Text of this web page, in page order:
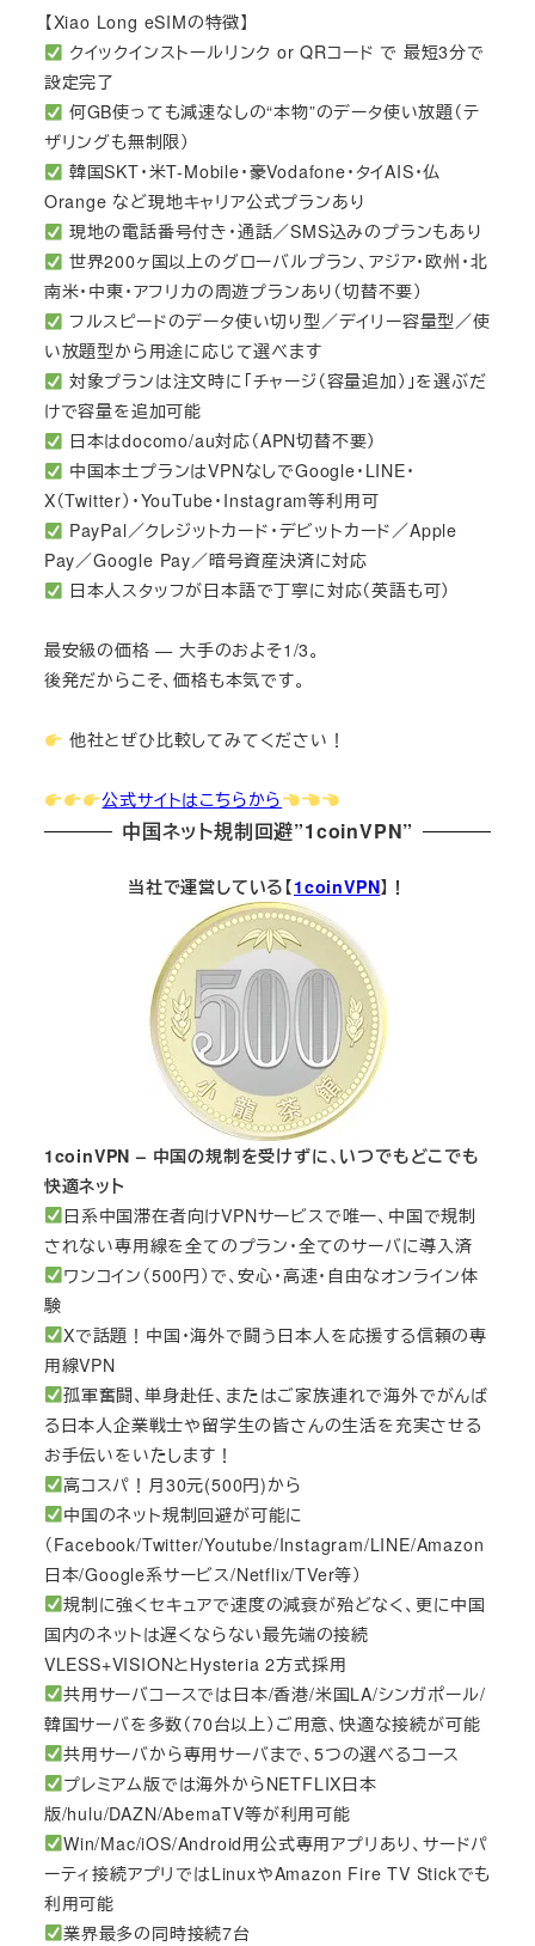
【Xiao Long eSIMの特徴】
クイックインストールリンク or QRコード で 最短3分で
設定完了
何GB使っても減速なしの“本物”のデータ使い放題（テ
ザリングも無制限）
韓国SKT・米T-Mobile・豪Vodafone・タイAIS・仏
Orange など現地キャリア公式プランあり
現地の電話番号付き・通話／SMS込みのプランもあり
世界200ヶ国以上のグローバルプラン、アジア・欧州・北
南米・中東・アフリカの周遊プランあり（切替不要）
フルスピードのデータ使い切り型／デイリー容量型／使
い放題型から用途に応じて選べます
対象プランは注文時に「チャージ（容量追加）」を選ぶだ
けで容量を追加可能
日本はdocomo/au対応（APN切替不要）
中国本土プランはVPNなしでGoogle・LINE・
X（Twitter）・YouTube・Instagram等利用可
PayPal／クレジットカード・デビットカード／Apple
Pay／Google Pay／暗号資産決済に対応
日本人スタッフが日本語で丁寧に対応（英語も可）
最安級の価格 — 大手のおよそ1/3。
後発だからこそ、価格も本気です。
他社とぜひ比較してみてください！
公式サイトはこちらから
中国ネット規制回避”1coinVPN”
当社で運営している【1coinVPN】！
1coinVPN – 中国の規制を受けずに、いつでもどこでも
快適ネット
日系中国滞在者向けVPNサービスで唯一、中国で規制
されない専用線を全てのプラン・全てのサーバに導入済
ワンコイン（500円）で、安心・高速・自由なオンライン体
験
Xで話題！中国・海外で闘う日本人を応援する信頼の専
用線VPN
孤軍奮闘、単身赴任、またはご家族連れで海外でがんば
る日本人企業戦士や留学生の皆さんの生活を充実させる
お手伝いをいたします！
高コスパ！月30元(500円)から
中国のネット規制回避が可能に
（Facebook/Twitter/Youtube/Instagram/LINE/Amazon
日本/Google系サービス/Netflix/TVer等）
規制に強くセキュアで速度の減衰が殆どなく、更に中国
国内のネットは遅くならない最先端の接続
VLESS+VISIONとHysteria 2方式採用
共用サーバコースでは日本/香港/米国LA/シンガポール/
韓国サーバを多数（70台以上）ご用意、快適な接続が可能
共用サーバから専用サーバまで、5つの選べるコース
プレミアム版では海外からNETFLIX日本
版/hulu/DAZN/AbemaTV等が利用可能
Win/Mac/iOS/Android用公式専用アプリあり、サードパ
ーティ接続アプリではLinuxやAmazon Fire TV Stickでも
利用可能
業界最多の同時接続7台